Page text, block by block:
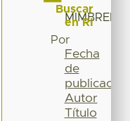
Buscar
en RI
Por
Fecha
de
publicación
Autor
Título